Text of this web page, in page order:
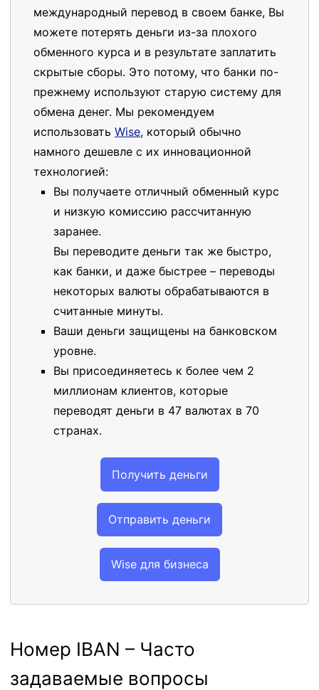
международный перевод в своем банке, Вы
можете потерять деньги из-за плохого
обменного курса и в результате заплатить
скрытые сборы. Это потому, что банки по-
прежнему используют старую систему для
обмена денег. Мы рекомендуем
использовать Wise, который обычно
намного дешевле с их инновационной
технологией:
Вы получаете отличный обменный курс
и низкую комиссию рассчитанную
заранее.
Вы переводите деньги так же быстро,
как банки, и даже быстрее – переводы
некоторых валюты обрабатываются в
считанные минуты.
Ваши деньги защищены на банковском
уровне.
Вы присоединяетесь к более чем 2
миллионам клиентов, которые
переводят деньги в 47 валютах в 70
странах.
Получить деньги
Отправить деньги
Wise для бизнеса
Номер IBAN – Часто
задаваемые вопросы